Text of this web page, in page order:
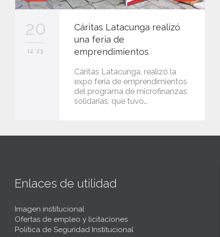
20
12 '23
Cáritas Latacunga realizó
una feria de
emprendimientos
Cáritas Latacunga, realizó la
expo feria de emprendimientos
del programa de microfinanzas
solidarias, que tuvo…
Enlaces de utilidad
Imagen institucional
Ofertas de empleo y licitaciones
Política de Seguridad Institucional